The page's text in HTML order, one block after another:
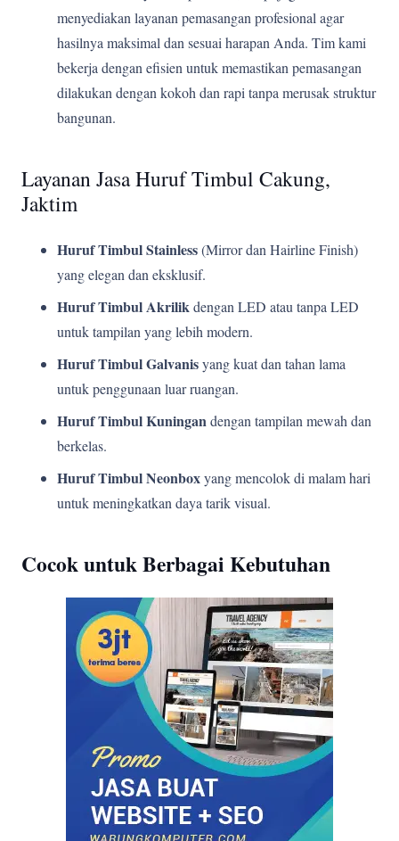
menyediakan layanan pemasangan profesional agar
hasilnya maksimal dan sesuai harapan Anda. Tim kami
bekerja dengan efisien untuk memastikan pemasangan
dilakukan dengan kokoh dan rapi tanpa merusak struktur
bangunan.
Layanan Jasa Huruf Timbul Cakung,
Jaktim
Huruf Timbul Stainless(Mirror dan Hairline Finish)
yang elegan dan eksklusif.
Huruf Timbul Akrilikdengan LED atau tanpa LED
untuk tampilan yang lebih modern.
Huruf Timbul Galvanisyang kuat dan tahan lama
untuk penggunaan luar ruangan.
Huruf Timbul Kuningandengan tampilan mewah dan
berkelas.
Huruf Timbul Neonboxyang mencolok di malam hari
untuk meningkatkan daya tarik visual.
Cocok untuk Berbagai Kebutuhan